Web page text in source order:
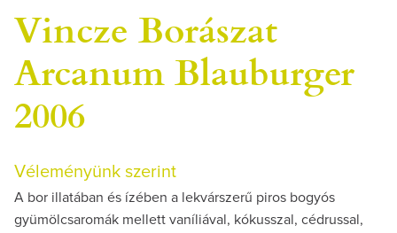
Vincze Borászat
Arcanum Blauburger
2006
Véleményünk szerint
A bor illatában és ízében a lekvárszerű piros bogyós
gyümölcsaromák mellett vaníliával, kókusszal, cédrussal,